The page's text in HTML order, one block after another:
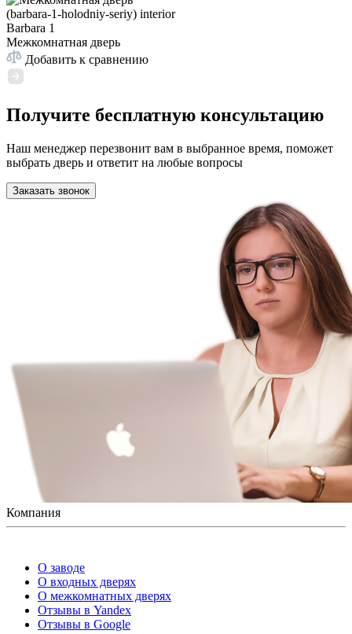
Barbara 1
Межкомнатная дверь
Добавить к сравнению
Получите бесплатную консультацию
Наш менеджер перезвонит вам в выбранное время, поможет
выбрать дверь и ответит на любые вопросы
Заказать звонок
Компания
О заводе
О входных дверях
О межкомнатных дверях
Отзывы в Yandex
Отзывы в Google